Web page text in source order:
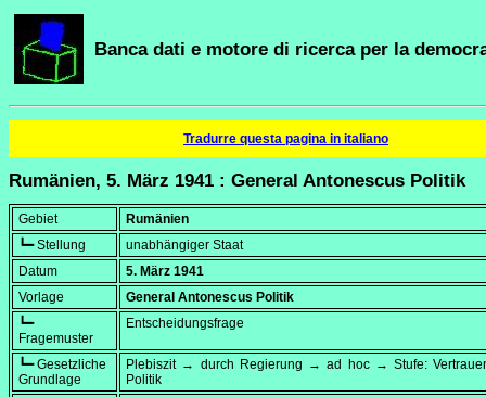
Banca dati e motore di ricerca per la
Tradurre questa pagina in italiano
Rumänien, 5. März 1941 : General Antonescus Politik
Gebiet
Rumänien
┗━ Stellung
unabhängiger Staat
Datum
5. März 1941
Vorlage
General Antonescus Politik
┗━
Fragemuster
Entscheidungsfrage
┗━ Gesetzliche
Grundlage
Plebiszit → durch Regierung → ad hoc → Stufe:
Politik